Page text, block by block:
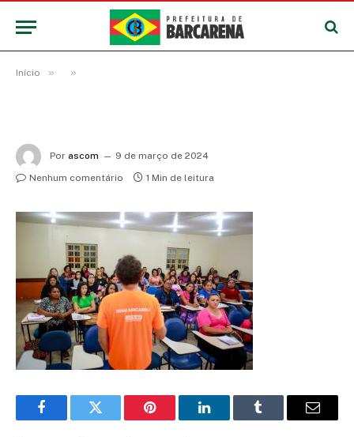
Início » »
Por ascom
9 de março de 2024
Nenhum comentário
1 Min de leitura
FacebookTwitter Pinterest LinkedInTumblr
E-